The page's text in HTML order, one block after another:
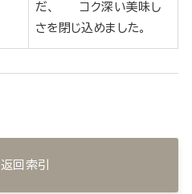
だ、 コク深い美味し
さを閉じ込めました。
返回索引